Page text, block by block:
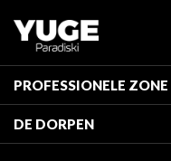
PROFESSIONELE ZONE
Classificatie van de
DE DORPEN